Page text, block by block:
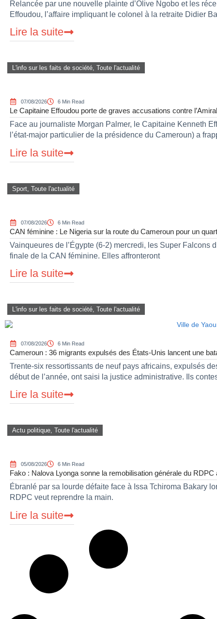
Relancée par une nouvelle plainte d’Olive Ngobo et les
Effoudou, l’affaire impliquant le colonel à la retraite Didier
Lire la suite
L'info sur les faits de société, Toute l'actualité
07/08/2026 6 Min Read
Le Capitaine Effoudou porte de graves accusations contre
Face au journaliste Morgan Palmer, le Capitaine Kenneth
l’état-major particulier de la présidence du Cameroun) a
Lire la suite
Sport Toute l'actualité
07/08/2026 6 Min Read
CAN féminine : Le Nigeria sur la route du Cameroun pour un
Vainqueures de l’Égypte (6-2) mercredi, les Super Falcons
finale de la CAN féminine. Elles affronteront
Lire la suite
L'info sur les faits de société, Toute l'actualité
07/08/2026 6 Min Read
Cameroun : 36 migrants expulsés des États-Unis lancent une
Trente-six ressortissants de neuf pays africains, expulsés
début de l’année, ont saisi la justice administrative. Ils
Lire la suite
Actu politique, Toute l'actualité
05/08/2026 6 Min Read
Fako : Nalova Lyonga sonne la remobilisation générale du
Ébranlé par sa lourde défaite face à Issa Tchiroma Bakary
RDPC veut reprendre la main.
Lire la suite